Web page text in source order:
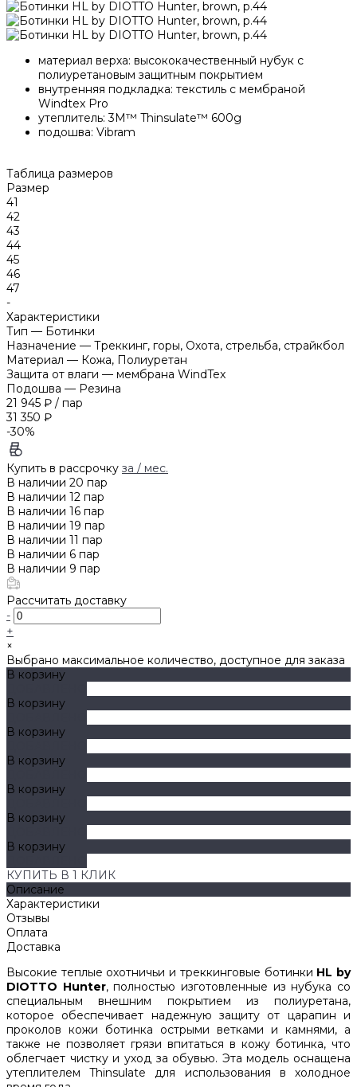
материал верха: высококачественный нубук с
полиуретановым защитным покрытием
внутренняя подкладка: текстиль с мембраной
Windtex Pro
утеплитель: 3M™ Thinsulate™ 600g
подошва: Vibram
Таблица размеров
Размер
41
42
43
44
45
46
47
-
Характеристики
Тип — Ботинки
Назначение — Треккинг, горы, Охота, стрельба, страйкбол
Материал — Кожа, Полиуретан
Защита от влаги — мембрана WindTex
Подошва — Резина
21 945 ₽ / пар
31 350 ₽
-30%
Купить в рассрочку за / мес.
В наличии 20 пар
В наличии 12 пар
В наличии 16 пар
В наличии 19 пар
В наличии 11 пар
В наличии 6 пар
В наличии 9 пар
Рассчитать доставку
-
+
×
Выбрано максимальное количество, доступное для заказа
В корзину
В корзину
В корзину
В корзину
В корзину
В корзину
В корзину
КУПИТЬ В 1 КЛИК
Описание
Характеристики
Отзывы
Оплата
Доставка
Высокие теплые охотничьи и треккинговые ботинки HL by
DIOTTO Hunter, полностью изготовленные из нубука со
специальным внешним покрытием из полиуретана,
которое обеспечивает надежную защиту от царапин и
проколов кожи ботинка острыми ветками и камнями, а
также не позволяет грязи впитаться в кожу ботинка, что
облегчает чистку и уход за обувью. Эта модель оснащена
утеплителем Thinsulate для использования в холодное